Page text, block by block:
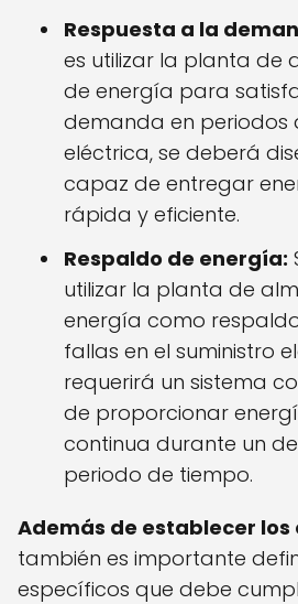
Respuesta a la
es utilizar la planta de
de energía para
demanda en
eléctrica, se deberá
capaz de entregar
rápida y eficiente.
Respaldo de energía:
utilizar la planta de
energía como
fallas en el suministro
requerirá un sistema
de proporcionar
continua durante un
periodo de tiempo.
Además de establecer los
también es importante
específicos que debe